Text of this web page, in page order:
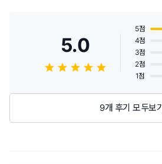
5.0
5점
4점
3점
2점
1점
9개 후기 모두보기